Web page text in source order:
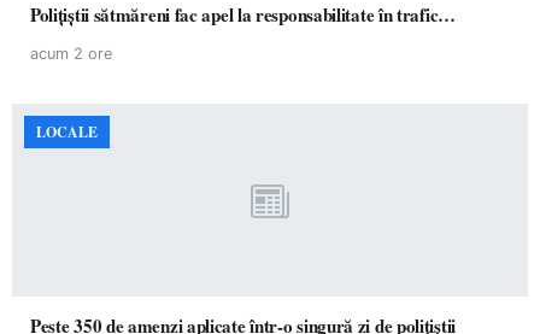
Polițiștii sătmăreni fac apel la responsabilitate în trafic…
acum 2 ore
LOCALE
Peste 350 de amenzi aplicate într-o singură zi de polițiștii